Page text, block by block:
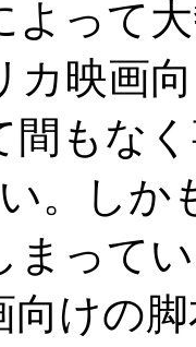
よって
カ映画
間もな
。しか
まって
向けの